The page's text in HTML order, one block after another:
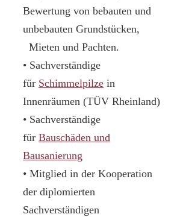
Bewertung von bebauten und
unbebauten Grundstücken,
Mieten und Pachten.
• Sachverständige
für Schimmelpilze in
Innenräumen (TÜV Rheinland)
• Sachverständige
für Bauschäden und
Bausanierung
• Mitglied in der Kooperation
der diplomierten
Sachverständigen